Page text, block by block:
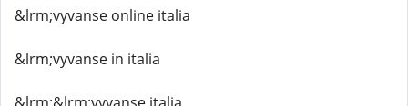
&lrm;vyvanse online italia
&lrm;vyvanse in italia